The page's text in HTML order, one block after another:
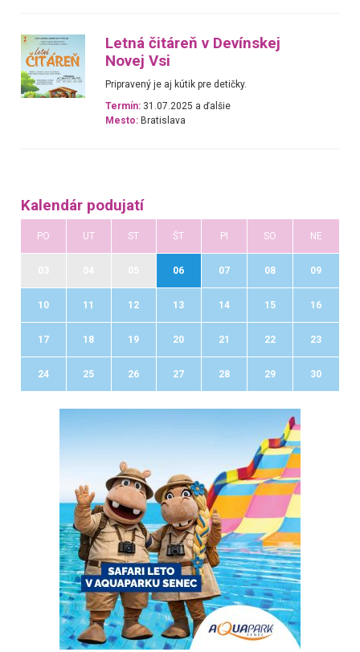
Letná čitáreň v Devínskej
Novej Vsi
Pripravený je aj kútik pre detičky.
Termín: 31.07.2025 a ďalšie
Mesto: Bratislava
Kalendár podujatí
PO UT ST ŠT PI SO NE
06 07 08 09
10 11 12 13 14 15 16
17 18 19 20 21 22 23
24 25 26 27 28 29 30